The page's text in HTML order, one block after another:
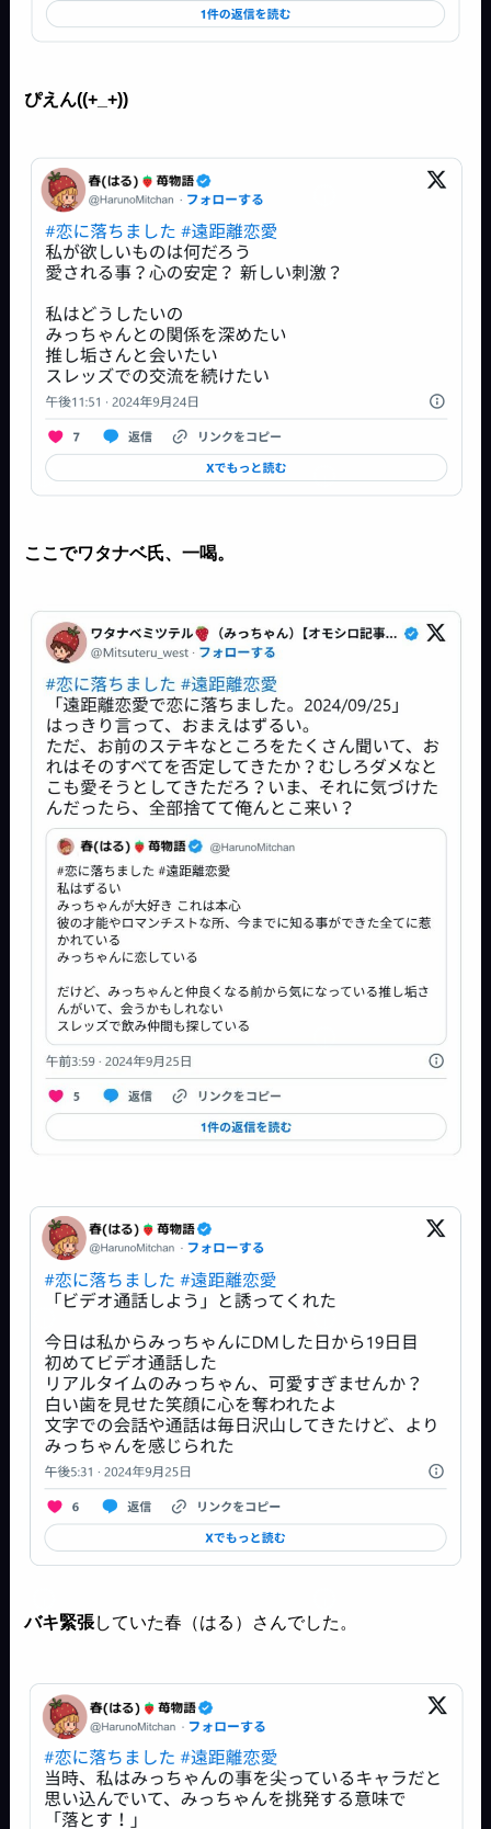
ぴえん((+_+))
ここでワタナベ氏、一喝。
バキ緊張していた春（はる）さんでした。